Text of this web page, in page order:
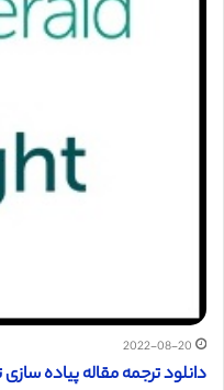
2022-08-20
دانلود ترجمه مقاله پیاده